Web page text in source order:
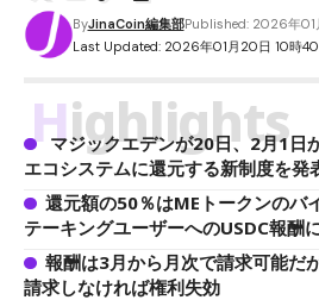
Last Updated: 2026年01月20日 10時40
ByJinaCoin編集部Published: 2026年01
Highlights
マジックエデンが20日、2月1日
エコシステムに還元する新制度を発
還元額の50％はMEトークンのバ
テーキングユーザーへのUSDC報酬
報酬は3月から月次で請求可能だ
請求しなければ権利失効